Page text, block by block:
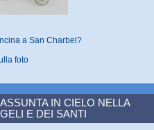
a San Charbel?
foto
IN CIELO NELLA
E DEI SANTI